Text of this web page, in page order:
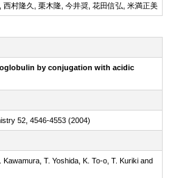
村隆久, 栗木隆, 今井奨, 花田信弘, 米満正美
by conjugation with acidic
52, 4546-4553 (2004)
T. Yoshida, K. To-o, T. Kuriki and